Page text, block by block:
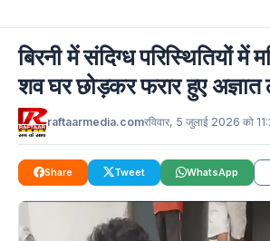
बिरनी में संदिग्ध परिस्थितियों में
शव घर छोड़कर फरार हुए अज्ञात
raftaarmedia.comरविवार, 5 जुलाई 2026 को
Share Tweet WhatsApp